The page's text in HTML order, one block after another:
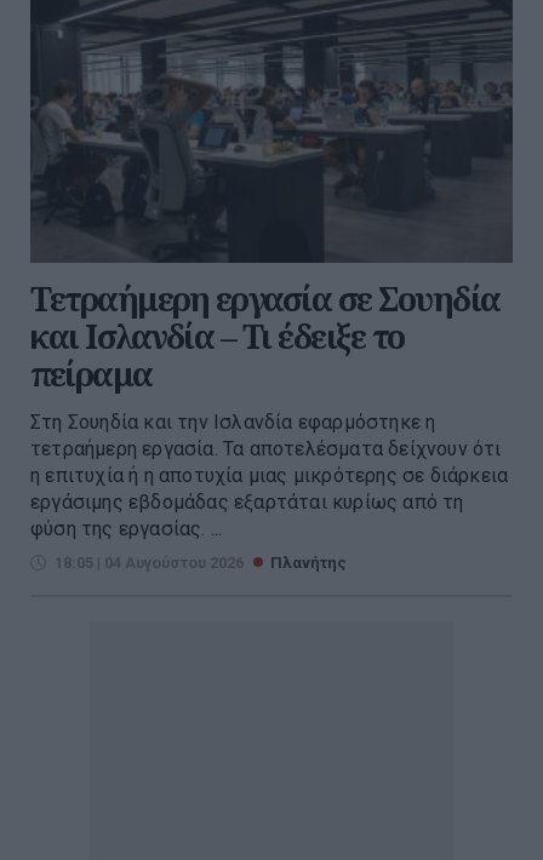
Τετραήμερη εργασία σε Σουηδία
και Ισλανδία – Τι έδειξε το
πείραμα
Στη Σουηδία και την Ισλανδία εφαρμόστηκε η
τετραήμερη εργασία. Τα αποτελέσματα δείχνουν ότι
η επιτυχία ή η αποτυχία μιας μικρότερης σε διάρκεια
εργάσιμης εβδομάδας εξαρτάται κυρίως από τη
φύση της εργασίας. ...
18:05 | 04 Αυγούστου 2026 Πλανήτης